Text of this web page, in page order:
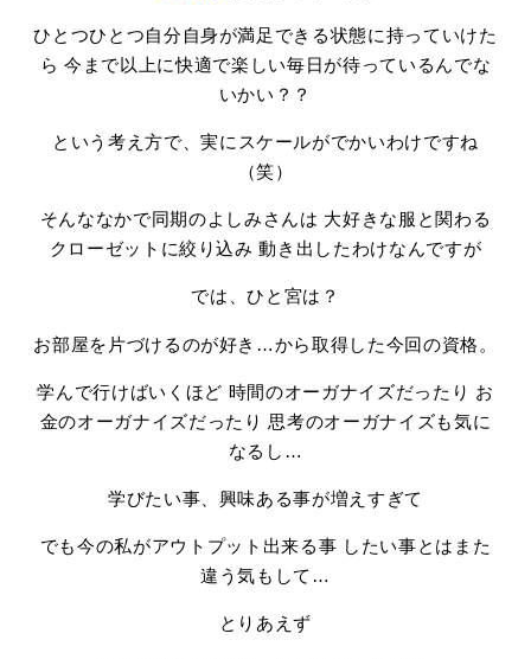
ひとつひとつ自分自身が満足できる状態に持っていけた
ら 今まで以上に快適で楽しい毎日が待っているんでな
いかい？？
という考え方で、実にスケールがでかいわけですね
（笑）
そんななかで同期のよしみさんは 大好きな服と関わる
クローゼットに絞り込み 動き出したわけなんですが
では、ひと宮は？
お部屋を片づけるのが好き…から取得した今回の資格。
学んで行けばいくほど 時間のオーガナイズだったり お
金のオーガナイズだったり 思考のオーガナイズも気に
なるし…
学びたい事、興味ある事が増えすぎて
でも今の私がアウトプット出来る事 したい事とはまた
違う気もして…
とりあえず